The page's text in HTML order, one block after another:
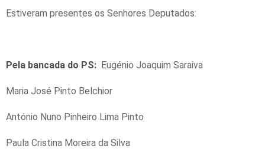
Estiveram presentes os Senhores Deputados:
Pela bancada do PS: Eugénio Joaquim Saraiva
Maria José Pinto Belchior
António Nuno Pinheiro Lima Pinto
Paula Cristina Moreira da Silva